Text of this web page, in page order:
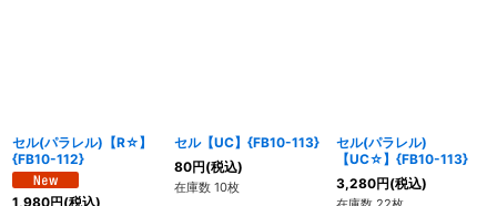
セル(パラレル)【R☆】
{FB10-112}
1,980円(税込)
セル【UC】{FB10-113}
80円(税込)
在庫数 10枚
セル(パラレル)
【UC☆】{FB10-113}
3,280円(税込)